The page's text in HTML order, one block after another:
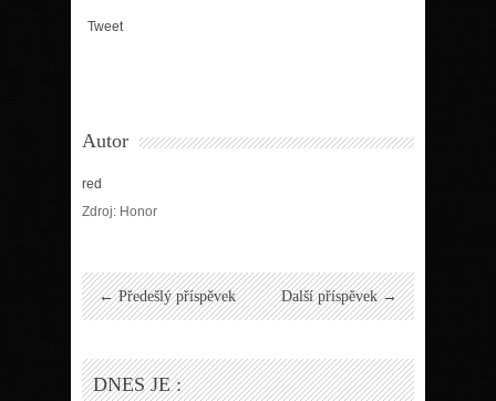
Tweet
Autor
red
Zdroj: Honor
← Předešlý příspěvek Další příspěvek →
DNES JE :